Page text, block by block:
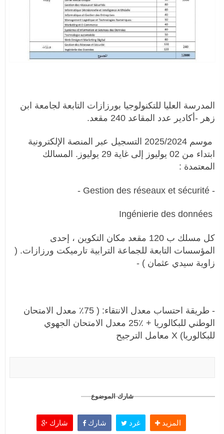
المدرسة العليا للتكنولوجيا بورزازات التابعة لجامعة ابن
زهر -أكادير عدد المقاعد 240 مقعد.
موسم 2025/2024 التسجيل عبر المنصة الإلكترونية
ابتداء من 02 يوليوز إلى غاية 29 يوليوز. المسالك
المعتمدة :
- Gestion des réseaux et sécurité -
كل مسلك ب 120 مقعد مكان التكوين ، إحدى
المؤسسات التابعة للجماعة الترابية تارميكت ورزازات. (
زاوية سيدي عثمان ) -
- طريقة احتساب معدل الانتقاء: ( 75٪ معدل الامتحان
الوطني للبكالوريا + ٪25 معدل الامتحان الجهوي
للبكالوريا) X معامل الترجيح
شارك الموضوع
شارك شارك غرد المزيد